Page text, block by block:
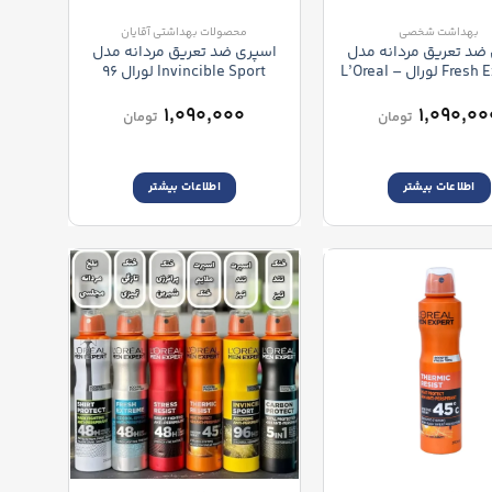
بهداشت شخصی
ضد تعریق مردانه مدل
Fresh Extreme لورال – L’Oreal
48H Sprayتومان
اطلاعات بیشتر
محصولات بهداشتی آقایان
اسپری ضد تعریق مردانه مدل
Invincible Sport لورال 96
Invincible Sport Spray
۱,۰۹۰,۰۰۰ تومان
اطلاعات بیشتر